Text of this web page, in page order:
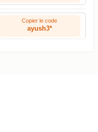
Copier le code
ayush3*